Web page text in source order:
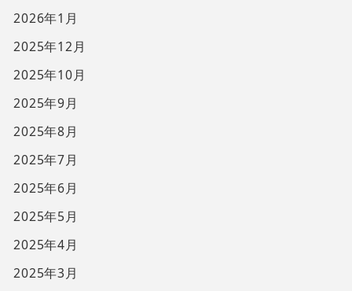
2026年1月
2025年12月
2025年10月
2025年9月
2025年8月
2025年7月
2025年6月
2025年5月
2025年4月
2025年3月